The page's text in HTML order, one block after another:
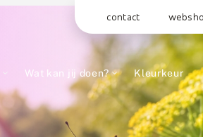
contact
Wat kan jij doen? Kleurkeur